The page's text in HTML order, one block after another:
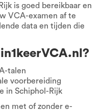
is goed bereikbaar en
VCA-examen af te
data en tijden die
talen
voorbereiding
in Schiphol-Rijk
met of zonder e-